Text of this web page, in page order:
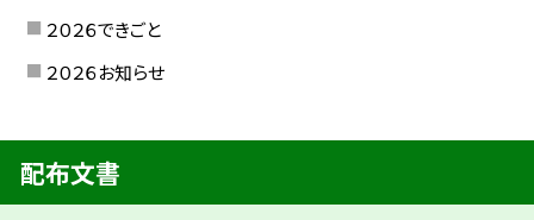
２０２６できごと
２０２６お知らせ
配布文書